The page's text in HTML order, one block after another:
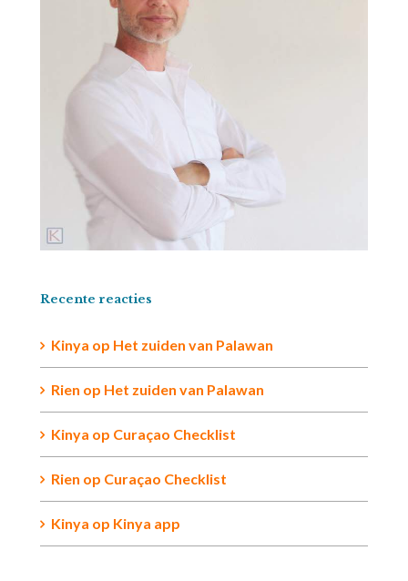
Recente reacties
Kinya op Het zuiden van Palawan
Rien op Het zuiden van Palawan
Kinya op Curaçao Checklist
Rien op Curaçao Checklist
Kinya op Kinya app